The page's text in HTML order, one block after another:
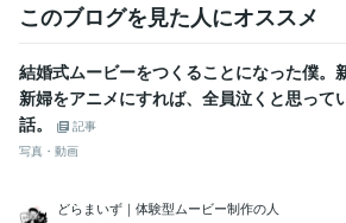
このブログを見た人にオススメ
結婚式ムービーをつくることになった僕。
新婦をアニメにすれば、全員泣くと思って
話。
記事
写真・動画
どらまいず｜体験型ムービー制作の人